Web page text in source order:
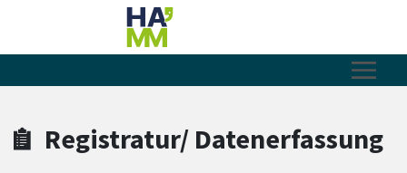
Zum Header
Zum Hauptinhalt
Zum Footer
Zum Hauptinhalt springen
Registratur/ Datenerfassung